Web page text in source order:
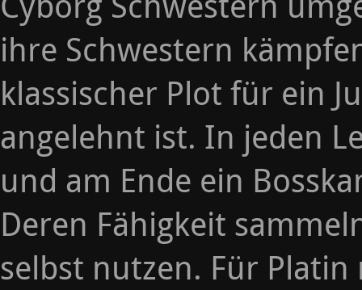
ihre Schwestern
klassischer Plot für ein
angelehnt ist. In jeden
und am Ende ein
Deren Fähigkeit
selbst nutzen. Für